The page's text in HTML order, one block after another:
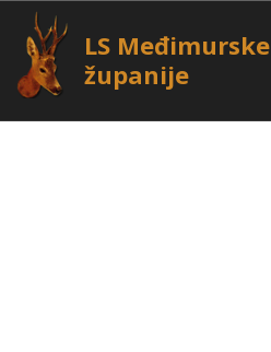
LS Međimurske
županije